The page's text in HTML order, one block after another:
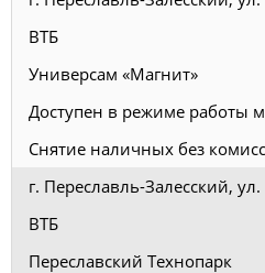
ВТБ
Универсам «Магнит»
Доступен в режиме работы
Снятие наличных без
г. Переславль-Залесский,
ВТБ
Переславский Технопарк